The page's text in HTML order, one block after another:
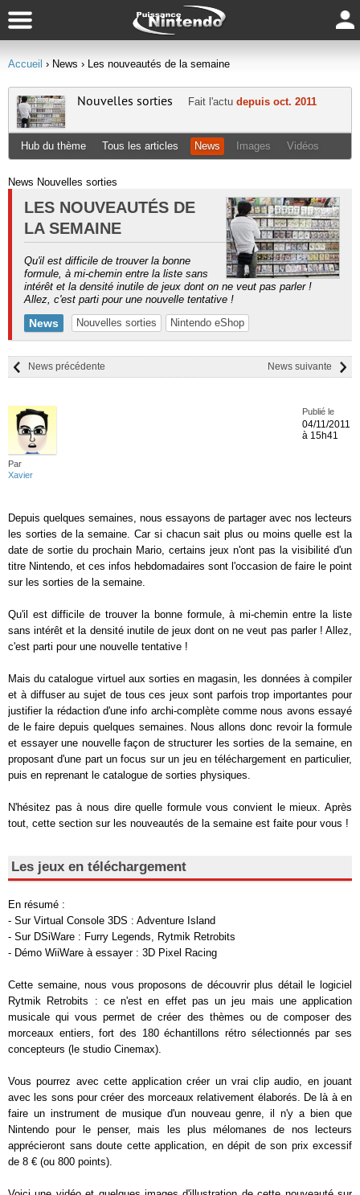
Accueil › News › Les nouveautés de la semaine
Nouvelles sorties Fait l'actu depuis oct. 2011
Hub du thème Tous les articles News Images Vidéos
News Nouvelles sorties
LES NOUVEAUTÉS DE
LA SEMAINE
Qu'il est difficile de trouver la bonne
formule, à mi-chemin entre la liste sans
intérêt et la densité inutile de jeux dont on ne veut pas parler !
Allez, c'est parti pour une nouvelle tentative !
News Nouvelles sorties Nintendo eShop
News suivante
News précédente
Par
Xavier
Publié le
04/11/2011
à 15h41
Depuis quelques semaines, nous essayons de partager avec nos lecteurs
les sorties de la semaine. Car si chacun sait plus ou moins quelle est la
date de sortie du prochain Mario, certains jeux n'ont pas la visibilité d'un
titre Nintendo, et ces infos hebdomadaires sont l'occasion de faire le point
sur les sorties de la semaine.
Qu'il est difficile de trouver la bonne formule, à mi-chemin entre la liste
sans intérêt et la densité inutile de jeux dont on ne veut pas parler ! Allez,
c'est parti pour une nouvelle tentative !
Mais du catalogue virtuel aux sorties en magasin, les données à compiler
et à diffuser au sujet de tous ces jeux sont parfois trop importantes pour
justifier la rédaction d'une info archi-complète comme nous avons essayé
de le faire depuis quelques semaines. Nous allons donc revoir la formule
et essayer une nouvelle façon de structurer les sorties de la semaine, en
proposant d'une part un focus sur un jeu en téléchargement en particulier,
puis en reprenant le catalogue de sorties physiques.
N'hésitez pas à nous dire quelle formule vous convient le mieux. Après
tout, cette section sur les nouveautés de la semaine est faite pour vous !
Les jeux en téléchargement
En résumé :
- Sur Virtual Console 3DS : Adventure Island
- Sur DSiWare : Furry Legends, Rytmik Retrobits
- Démo WiiWare à essayer : 3D Pixel Racing
Cette semaine, nous vous proposons de découvrir plus détail le logiciel
Rytmik Retrobits : ce n'est en effet pas un jeu mais une application
musicale qui vous permet de créer des thèmes ou de composer des
morceaux entiers, fort des 180 échantillons rétro sélectionnés par ses
concepteurs (le studio Cinemax).
Vous pourrez avec cette application créer un vrai clip audio, en jouant
avec les sons pour créer des morceaux relativement élaborés. De là à en
faire un instrument de musique d'un nouveau genre, il n'y a bien que
Nintendo pour le penser, mais les plus mélomanes de nos lecteurs
apprécieront sans doute cette application, en dépit de son prix excessif
de 8 € (ou 800 points).